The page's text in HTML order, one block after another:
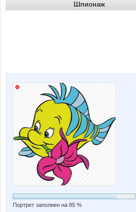
Шпионаж
Портрет заполнен на 85 %